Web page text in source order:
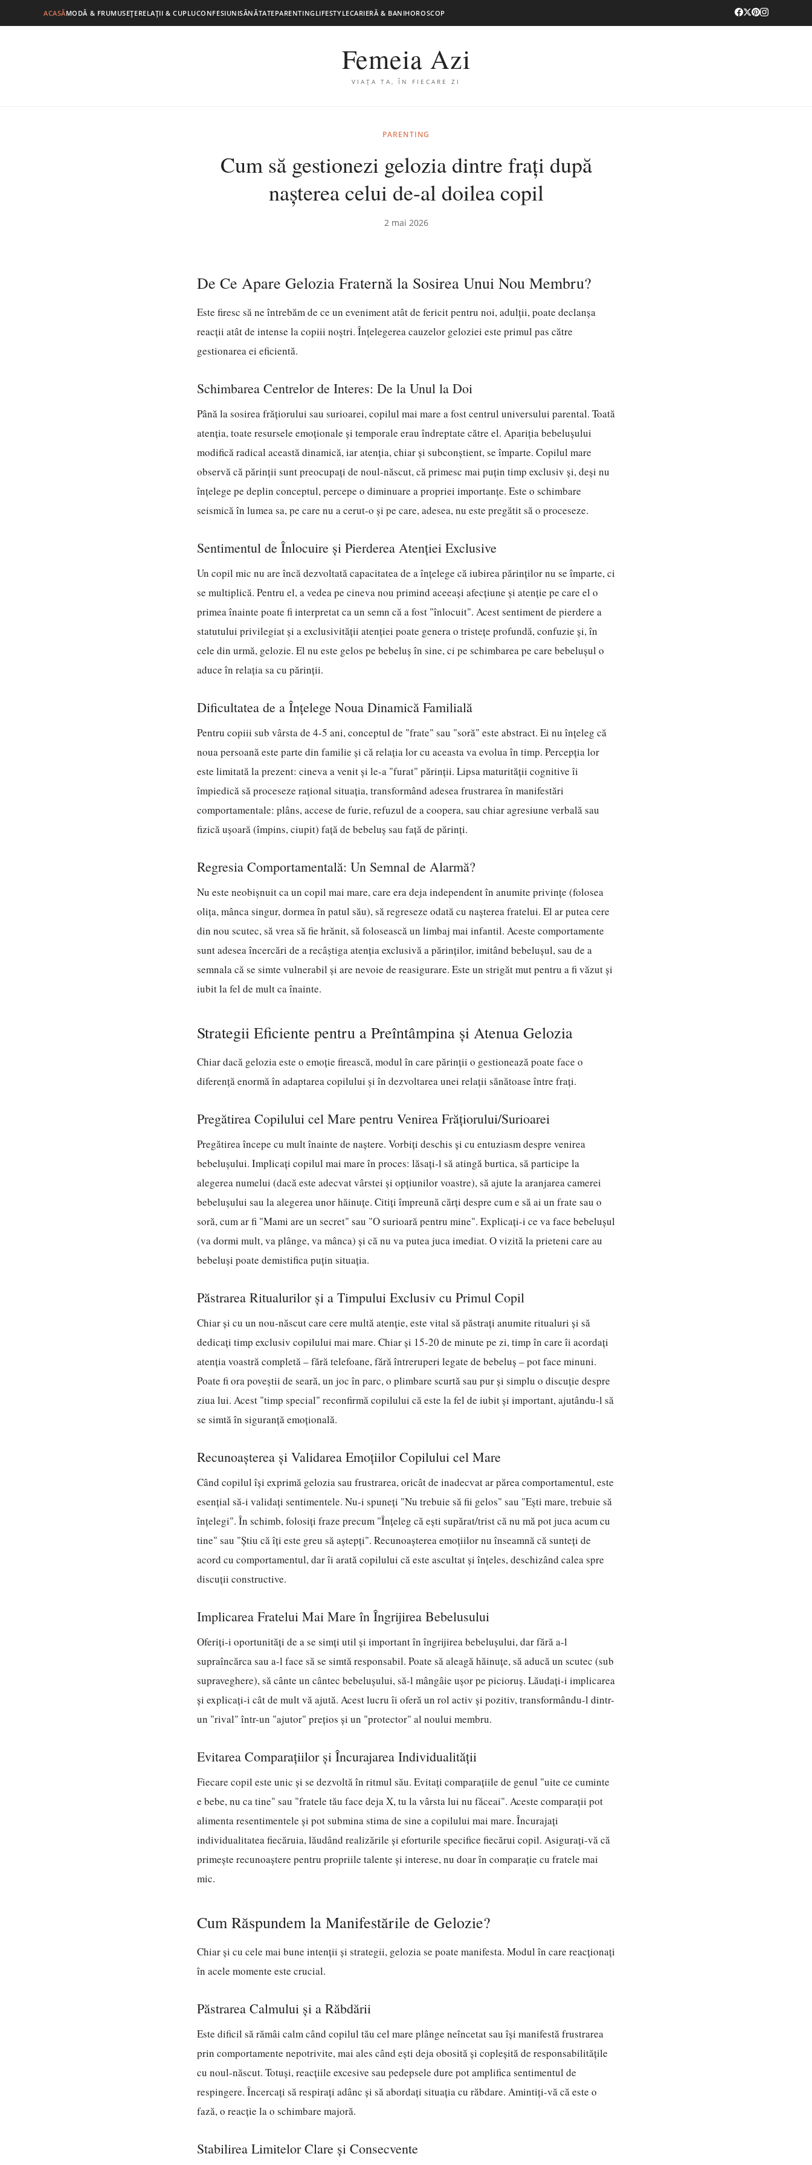
ACASĂMODĂ & FRUMUSEȚERELAȚII & CUPLUCONFESIUNISĂNĂTATEPARENTINGLIFESTYLECARIERĂ & BANIHOROSCOP
Femeia Azi
VIAȚA TA, ÎN FIECARE ZI
PARENTING
Cum să gestionezi gelozia dintre frați după
nașterea celui de-al doilea copil
2 mai 2026
De Ce Apare Gelozia Fraternă la Sosirea Unui Nou Membru?
Este firesc să ne întrebăm de ce un eveniment atât de fericit pentru noi, adulții, poate declanșa
reacții atât de intense la copiii noștri. Înțelegerea cauzelor geloziei este primul pas către
gestionarea ei eficientă.
Schimbarea Centrelor de Interes: De la Unul la Doi
Până la sosirea frățiorului sau surioarei, copilul mai mare a fost centrul universului parental. Toată
atenția, toate resursele emoționale și temporale erau îndreptate către el. Apariția bebelușului
modifică radical această dinamică, iar atenția, chiar și subconștient, se împarte. Copilul mare
observă că părinții sunt preocupați de noul-născut, că primesc mai puțin timp exclusiv și, deși nu
înțelege pe deplin conceptul, percepe o diminuare a propriei importanțe. Este o schimbare
seismică în lumea sa, pe care nu a cerut-o și pe care, adesea, nu este pregătit să o proceseze.
Sentimentul de Înlocuire și Pierderea Atenției Exclusive
Un copil mic nu are încă dezvoltată capacitatea de a înțelege că iubirea părinților nu se împarte, ci
se multiplică. Pentru el, a vedea pe cineva nou primind aceeași afecțiune și atenție pe care el o
primea înainte poate fi interpretat ca un semn că a fost "înlocuit". Acest sentiment de pierdere a
statutului privilegiat și a exclusivității atenției poate genera o tristețe profundă, confuzie și, în
cele din urmă, gelozie. El nu este gelos pe bebeluș în sine, ci pe schimbarea pe care bebelușul o
aduce în relația sa cu părinții.
Dificultatea de a Înțelege Noua Dinamică Familială
Pentru copiii sub vârsta de 4-5 ani, conceptul de "frate" sau "soră" este abstract. Ei nu înțeleg că
noua persoană este parte din familie și că relația lor cu aceasta va evolua în timp. Percepția lor
este limitată la prezent: cineva a venit și le-a "furat" părinții. Lipsa maturității cognitive îi
împiedică să proceseze rațional situația, transformând adesea frustrarea în manifestări
comportamentale: plâns, accese de furie, refuzul de a coopera, sau chiar agresiune verbală sau
fizică ușoară (împins, ciupit) față de bebeluș sau față de părinți.
Regresia Comportamentală: Un Semnal de Alarmă?
Nu este neobișnuit ca un copil mai mare, care era deja independent în anumite privințe (folosea
olița, mânca singur, dormea în patul său), să regreseze odată cu nașterea fratelui. El ar putea cere
din nou scutec, să vrea să fie hrănit, să folosească un limbaj mai infantil. Aceste comportamente
sunt adesea încercări de a recâștiga atenția exclusivă a părinților, imitând bebelușul, sau de a
semnala că se simte vulnerabil și are nevoie de reasigurare. Este un strigăt mut pentru a fi văzut și
iubit la fel de mult ca înainte.
Strategii Eficiente pentru a Preîntâmpina și Atenua Gelozia
Chiar dacă gelozia este o emoție firească, modul în care părinții o gestionează poate face o
diferență enormă în adaptarea copilului și în dezvoltarea unei relații sănătoase între frați.
Pregătirea Copilului cel Mare pentru Venirea Frățiorului/Surioarei
Pregătirea începe cu mult înainte de naștere. Vorbiți deschis și cu entuziasm despre venirea
bebelușului. Implicați copilul mai mare în proces: lăsați-l să atingă burtica, să participe la
alegerea numelui (dacă este adecvat vârstei și opțiunilor voastre), să ajute la aranjarea camerei
bebelușului sau la alegerea unor hăinuțe. Citiți împreună cărți despre cum e să ai un frate sau o
soră, cum ar fi "Mami are un secret" sau "O surioară pentru mine". Explicați-i ce va face bebelușul
(va dormi mult, va plânge, va mânca) și că nu va putea juca imediat. O vizită la prieteni care au
bebeluși poate demistifica puțin situația.
Păstrarea Ritualurilor și a Timpului Exclusiv cu Primul Copil
Chiar și cu un nou-născut care cere multă atenție, este vital să păstrați anumite ritualuri și să
dedicați timp exclusiv copilului mai mare. Chiar și 15-20 de minute pe zi, timp în care îi acordați
atenția voastră completă – fără telefoane, fără întreruperi legate de bebeluș – pot face minuni.
Poate fi ora poveștii de seară, un joc în parc, o plimbare scurtă sau pur și simplu o discuție despre
ziua lui. Acest "timp special" reconfirmă copilului că este la fel de iubit și important, ajutându-l să
se simtă în siguranță emoțională.
Recunoașterea și Validarea Emoțiilor Copilului cel Mare
Când copilul își exprimă gelozia sau frustrarea, oricât de inadecvat ar părea comportamentul, este
esențial să-i validați sentimentele. Nu-i spuneți "Nu trebuie să fii gelos" sau "Ești mare, trebuie să
înțelegi". În schimb, folosiți fraze precum "Înțeleg că ești supărat/trist că nu mă pot juca acum cu
tine" sau "Știu că îți este greu să aștepți". Recunoașterea emoțiilor nu înseamnă că sunteți de
acord cu comportamentul, dar îi arată copilului că este ascultat și înțeles, deschizând calea spre
discuții constructive.
Implicarea Fratelui Mai Mare în Îngrijirea Bebelusului
Oferiți-i oportunități de a se simți util și important în îngrijirea bebelușului, dar fără a-l
supraîncărca sau a-l face să se simtă responsabil. Poate să aleagă hăinuțe, să aducă un scutec (sub
supraveghere), să cânte un cântec bebelușului, să-l mângâie ușor pe picioruș. Lăudați-i implicarea
și explicați-i cât de mult vă ajută. Acest lucru îi oferă un rol activ și pozitiv, transformându-l dintr-
un "rival" într-un "ajutor" prețios și un "protector" al noului membru.
Evitarea Comparațiilor și Încurajarea Individualității
Fiecare copil este unic și se dezvoltă în ritmul său. Evitați comparațiile de genul "uite ce cuminte
e bebe, nu ca tine" sau "fratele tău face deja X, tu la vârsta lui nu făceai". Aceste comparații pot
alimenta resentimentele și pot submina stima de sine a copilului mai mare. Încurajați
individualitatea fiecăruia, lăudând realizările și eforturile specifice fiecărui copil. Asigurați-vă că
primește recunoaștere pentru propriile talente și interese, nu doar în comparație cu fratele mai
mic.
Cum Răspundem la Manifestările de Gelozie?
Chiar și cu cele mai bune intenții și strategii, gelozia se poate manifesta. Modul în care reacționați
în acele momente este crucial.
Păstrarea Calmului și a Răbdării
Este dificil să rămâi calm când copilul tău cel mare plânge neîncetat sau își manifestă frustrarea
prin comportamente nepotrivite, mai ales când ești deja obosită și copleșită de responsabilitățile
cu noul-născut. Totuși, reacțiile excesive sau pedepsele dure pot amplifica sentimentul de
respingere. Încercați să respirați adânc și să abordați situația cu răbdare. Amintiți-vă că este o
fază, o reacție la o schimbare majoră.
Stabilirea Limitelor Clare și Consecvente